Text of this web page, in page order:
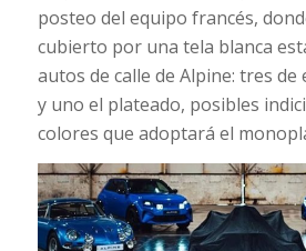
posteo del equipo francés,
cubierto por una tela blanca
autos de calle de Alpine: tres de
y uno el plateado, posibles
colores que adoptará el